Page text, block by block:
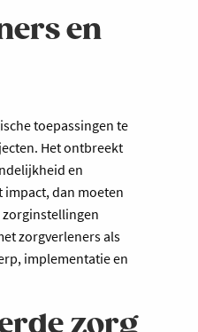
en
toepassingen te
Het ontbreekt
en
impact, dan moeten
zorgverleners als
implementatie en
zorg